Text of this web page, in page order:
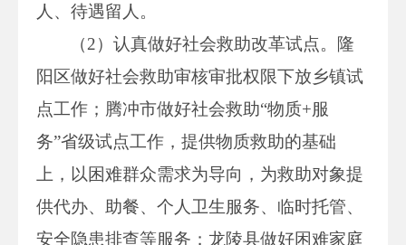
人、待遇留人。
（2）认真做好社会救助改革试点。隆
阳区做好社会救助审核审批权限下放乡镇试
点工作；腾冲市做好社会救助“物质+服
务”省级试点工作，提供物质救助的基础
上，以困难群众需求为导向，为救助对象提
供代办、助餐、个人卫生服务、临时托管、
安全隐患排查等服务；龙陵县做好困难家庭